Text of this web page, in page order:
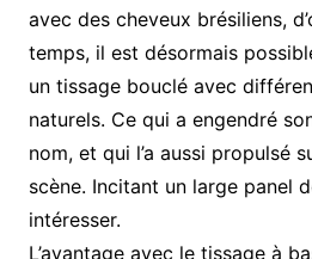
avec des cheveux brésiliens,
temps, il est désormais
un tissage bouclé avec
naturels. Ce qui a engendré
nom, et qui l’a aussi propulsé
scène. Incitant un large panel
intéresser.
L’avantage avec le tissage à